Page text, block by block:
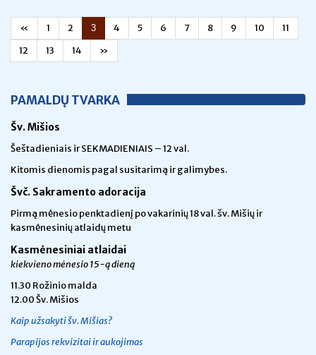
« 1 2 3 4 5 6 7 8 9 10
11
12
13 14 »
PAMALDŲ TVARKA
Šv. Mišios
Šeštadieniais ir SEKMADIENIAIS – 12 val.
Kitomis dienomis pagal susitarimą ir galimybes.
Švč. Sakramento adoracija
Pirmą mėnesio penktadienį po vakarinių 18 val. šv. Mišių ir
kasmėnesinių atlaidų metu
Kasmėnesiniai atlaidai
kiekvieno mėnesio 15-ą dieną
11.30 Rožinio malda
12.00 Šv. Mišios
Kaip užsakyti šv. Mišias?
Parapijos rekvizitai ir aukojimas